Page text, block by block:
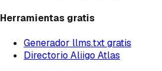
Herramientas gratis
Generador llms.txt gratis
Directorio Aliigo Atlas